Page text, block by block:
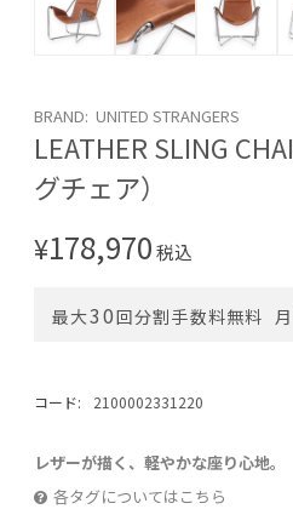
BRAND: UNITED STRANGERS
LEATHER SLING
グチェア）
¥178,970税込
最大30回分割手数料無料
コード: 2100002331220
レザーが描く、軽やかな座り心地。
各タグについてはこちら